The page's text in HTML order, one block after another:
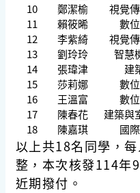
10
鄭潔榆
視覺
11
賴筱晞
數
12
李紫綺
視覺
13
劉玲玲
智慧
14
張瑋津
建
15
莎莉娜
數
16
王溫富
數
17
陳春花
建築與
18
陳嘉琪 國
以上共18名同學，
整，本次核發114年
近期撥付。